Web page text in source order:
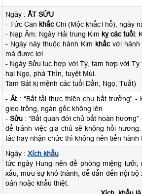
Ngày : ẤT SỬU
- Tức Can khắcChi (Mộc khắcThổ), ngày
- Nạp Âm: Ngày Hải trung Kim kỵ các tuổi:
- Ngày này thuộc hành Kim khắcvới hành
mà được lợi.
- Ngày Sửu lục hợp với Tý, tam hợp với Tỵ
hại Ngọ, phá Thìn, tuyệt Mùi.
Tam Sát kị mệnh các tuổi Dần, Ngọ, Tuất)
- Ất: “Bất tải thực thiên chu bất trưởng” -
gieo trồng, ngàn gốc không lên
- Sửu: “Bất quan đới chủ bất hoàn
để tránh việc gia chủ sẽ không hồi
tác hay nhận chức thì không nên tiến hành
Ngày : Xích khẩu
tức ngày Hung nên đề phòng miệng
xấu, mưu sự khó thành, dễ dẫn đến nội
oán hoặc khẩu thiệt.